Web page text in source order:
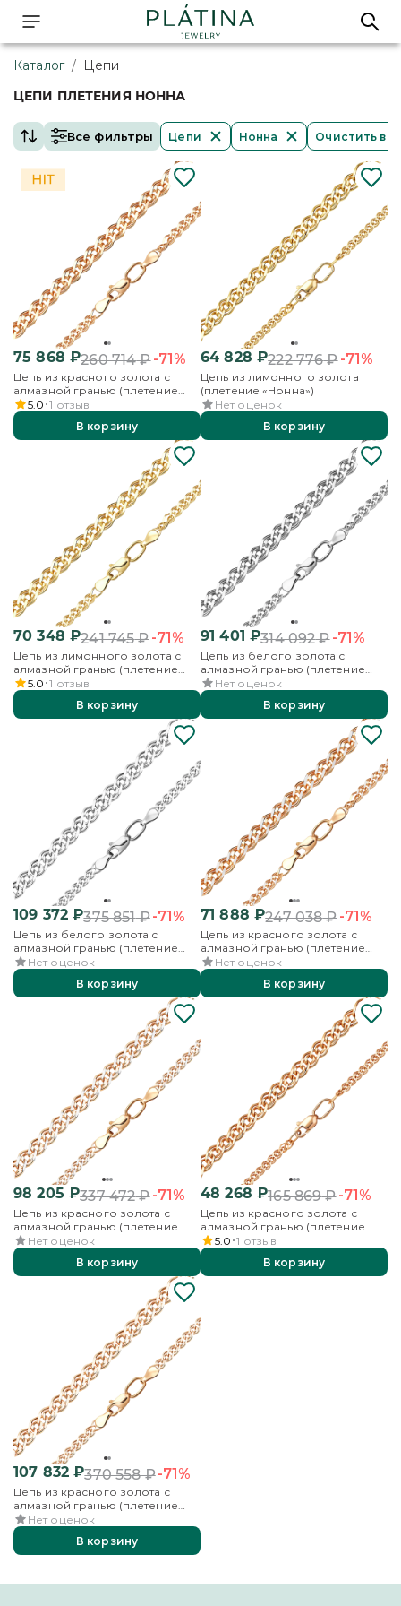
Каталог / Цепи
ЦЕПИ ПЛЕТЕНИЯ НОННА
Все фильтры Цепи Нонна Очистить все
75 868 ₽260 714₽-71%
Цепь из красного золота с
алмазной гранью (плетение
«Нонна»)
5.0 1 отзыв
В корзину
64 828 ₽222 776₽-71%
Цепь из лимонного золота
(плетение «Нонна»)
Нет оценок
В корзину
70 348 ₽241 745₽-71%
Цепь из лимонного золота с
алмазной гранью (плетение
«Нонна»)
5.0 1 отзыв
В корзину
91 401 ₽314 092₽-71%
Цепь из белого золота с
алмазной гранью (плетение
«Нонна»)
Нет оценок
В корзину
109 372 ₽375 851₽-71%
Цепь из белого золота с
алмазной гранью (плетение
«Нонна»)
Нет оценок
В корзину
71 888 ₽247 038₽-71%
Цепь из красного золота с
алмазной гранью (плетение
«Нонна»)
Нет оценок
В корзину
98 205 ₽337 472₽-71%
Цепь из красного золота с
алмазной гранью (плетение
«Нонна»)
Нет оценок
В корзину
48 268 ₽165 869₽-71%
Цепь из красного золота с
алмазной гранью (плетение
«Нонна»)
5.0 1 отзыв
В корзину
107 832 ₽370 558₽-71%
Цепь из красного золота с
алмазной гранью (плетение
«Нонна»)
Нет оценок
В корзину